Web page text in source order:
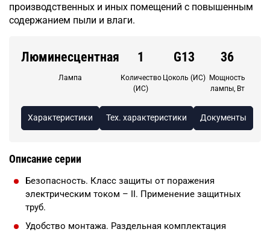
производственных и иных помещений с повышенным
содержанием пыли и влаги.
Люминесцентная
Лампа
1
Количество
(ИС)
G13
Цоколь (ИС)
36
Мощность
лампы, Вт
Характеристики Тех. характеристики Документы
Описание серии
Безопасность. Класс защиты от поражения
электрическим током – II. Применение защитных
труб.
Удобство монтажа. Раздельная комплектация